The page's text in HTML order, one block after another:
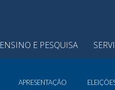
ENSINO E PESQUISA
APRESENTAÇÃO